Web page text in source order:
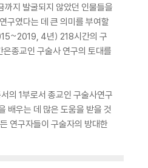
까지 발굴되지 않았던 인물들을
구였다는 데 큰 의미를 부여할
4년) 218시간의 구
종교인 구술사 연구의 토대를
의 1부로서 종교인 구술사연구
배우는 데 많은 도움을 받을 것
연구자들이 구술자의 방대한